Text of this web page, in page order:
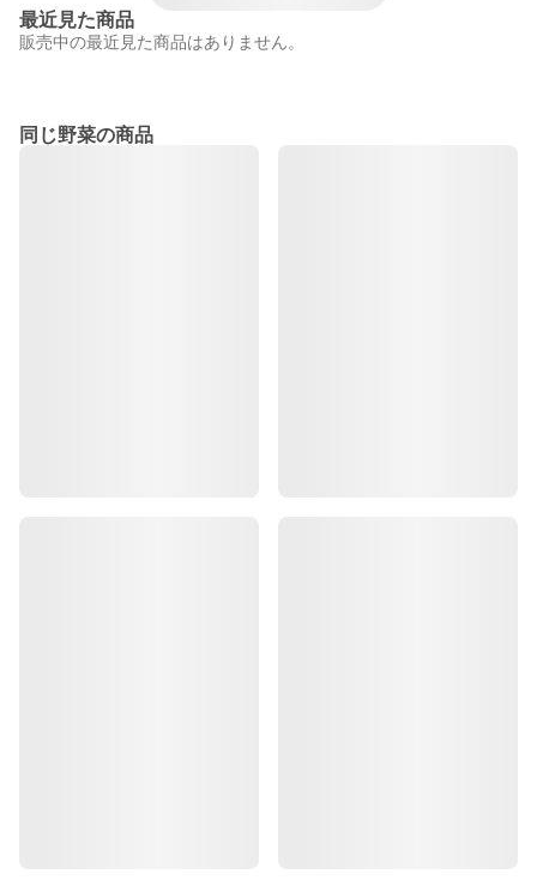
最近見た商品
販売中の最近見た商品はありません。
同じ野菜の商品